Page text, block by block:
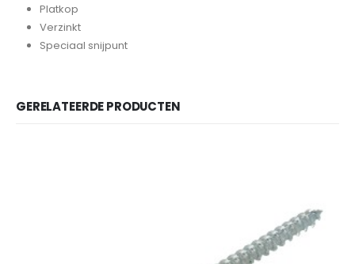
Platkop
Verzinkt
Speciaal snijpunt
GERELATEERDE PRODUCTEN